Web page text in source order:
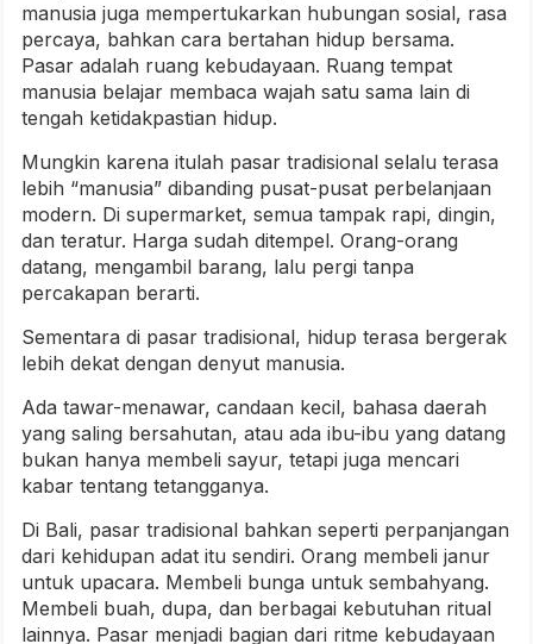
manusia juga mempertukarkan hubungan sosial, rasa
percaya, bahkan cara bertahan hidup bersama.
Pasar adalah ruang kebudayaan. Ruang tempat
manusia belajar membaca wajah satu sama lain di
tengah ketidakpastian hidup.
Mungkin karena itulah pasar tradisional selalu terasa
lebih “manusia” dibanding pusat-pusat perbelanjaan
modern. Di supermarket, semua tampak rapi, dingin,
dan teratur. Harga sudah ditempel. Orang-orang
datang, mengambil barang, lalu pergi tanpa
percakapan berarti.
Sementara di pasar tradisional, hidup terasa bergerak
lebih dekat dengan denyut manusia.
Ada tawar-menawar, candaan kecil, bahasa daerah
yang saling bersahutan, atau ada ibu-ibu yang datang
bukan hanya membeli sayur, tetapi juga mencari
kabar tentang tetangganya.
Di Bali, pasar tradisional bahkan seperti perpanjangan
dari kehidupan adat itu sendiri. Orang membeli janur
untuk upacara. Membeli bunga untuk sembahyang.
Membeli buah, dupa, dan berbagai kebutuhan ritual
lainnya. Pasar menjadi bagian dari ritme kebudayaan